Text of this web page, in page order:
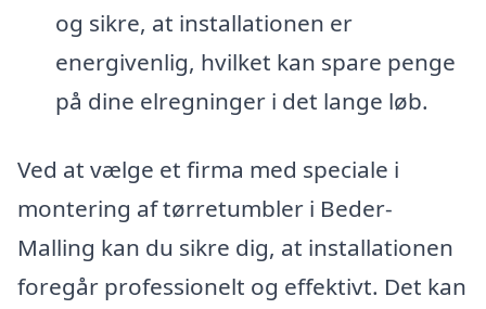
og sikre, at installationen er
energivenlig, hvilket kan spare penge
på dine elregninger i det lange løb.
Ved at vælge et firma med speciale i
montering af tørretumbler i Beder-
Malling kan du sikre dig, at installationen
foregår professionelt og effektivt. Det kan